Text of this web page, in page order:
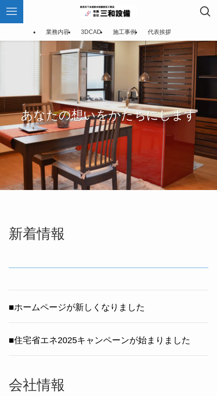
業務内容 3DCAD 施工事例 代表挨拶
あなたの想いをかたちにします
新着情報
■ホームページが新しくなりました
■住宅省エネ2025キャンペーンが始まりました
会社情報